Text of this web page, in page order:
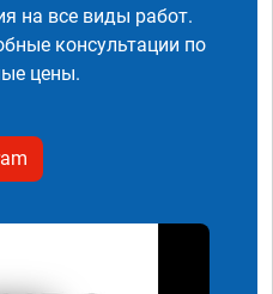
на все виды работ.
консультации по
цены.